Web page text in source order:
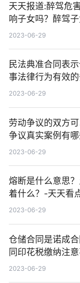
天天报道:醉驾危
响子女吗？醉驾子
2023-06-29
民法典准合同表
事法律行为有效
2023-06-29
劳动争议的双方
争议真实案例有
2023-06-29
熔断是什么意思
着什么？-天天看
2023-06-29
仓储合同是诺成
同印花税缴纳注
2023-06-29